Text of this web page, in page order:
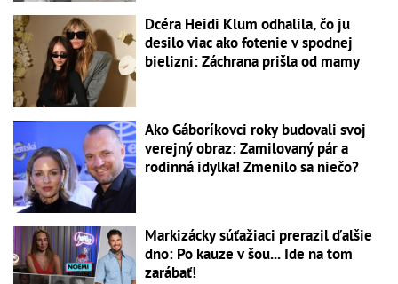
Dcéra Heidi Klum odhalila, čo ju
desilo viac ako fotenie v spodnej
bielizni: Záchrana prišla od mamy
Ako Gáboríkovci roky budovali svoj
verejný obraz: Zamilovaný pár a
rodinná idylka! Zmenilo sa niečo?
Markizácky súťažiaci prerazil ďalšie
dno: Po kauze v šou... Ide na tom
zarábať!